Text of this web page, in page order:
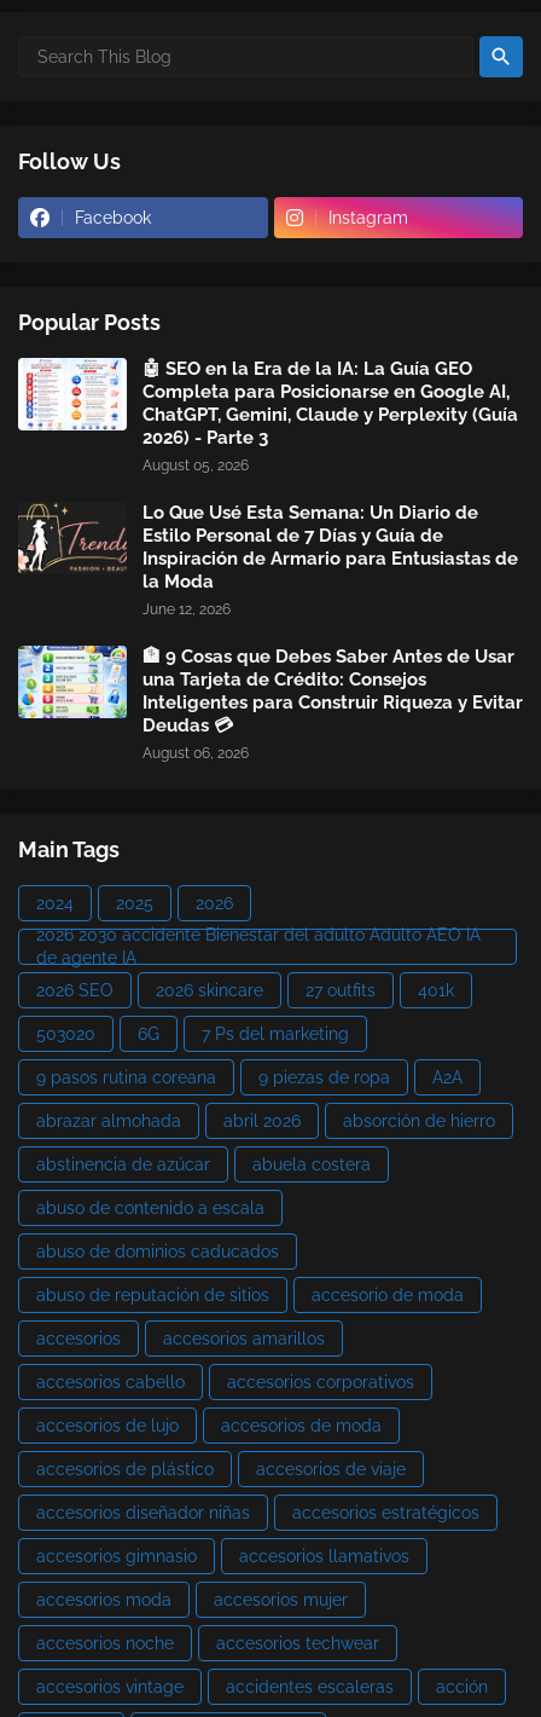
Follow Us
Facebook Instagram
Popular Posts
🤖 SEO en la Era de la IA: La Guía GEO
Completa para Posicionarse en Google AI,
ChatGPT, Gemini, Claude y Perplexity (Guía
2026) - Parte 3
August 05, 2026
Lo Que Usé Esta Semana: Un Diario de
Estilo Personal de 7 Días y Guía de
Inspiración de Armario para Entusiastas de
la Moda
June 12, 2026
🏦 9 Cosas que Debes Saber Antes de Usar
una Tarjeta de Crédito: Consejos
Inteligentes para Construir Riqueza y Evitar
Deudas 💳
August 06, 2026
Main Tags
2024 2025
2026
2026 2030 accidente Bienestar del adulto Adulto AEO IA
de agente IA
2026 SEO
2026 skincare 27 outfits 401k
503020 6G 7 Ps del marketing
9 pasos rutina coreana 9 piezas de ropa A2A
abrazar almohada abril 2026 absorción de hierro
abstinencia de azúcar abuela costera
abuso de contenido a escala
abuso de dominios caducados
abuso de reputación de sitios accesorio de moda
accesorios accesorios amarillos
accesorios cabello accesorios corporativos
accesorios de lujo accesorios de moda
accesorios de plástico accesorios de viaje
accesorios diseñador niñas accesorios estratégicos
accesorios gimnasio accesorios llamativos
accesorios moda accesorios mujer
accesorios noche accesorios techwear
accesorios vintage accidentes escaleras acción